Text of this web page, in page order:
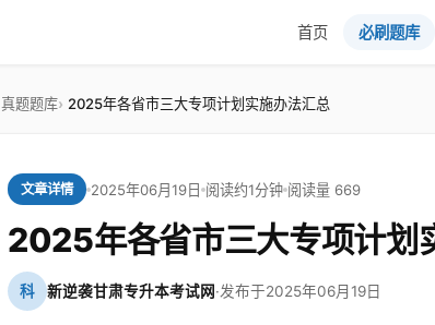
首页 必刷题库
真题题库 2025年各省市三大专项计划实施办法汇总
文章详情 2025年06月19日 阅读约1分钟 阅读量 669
2025年各省市三大专项计划
科 新逆袭甘肃专升本考试网·发布于2025年06月19日